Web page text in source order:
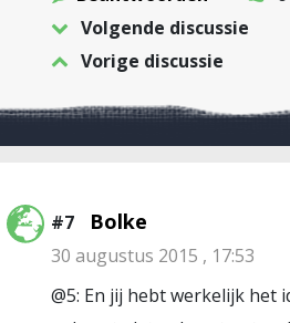
Volgende discussie
Vorige discussie
#7 Bolke
30 augustus 2015 , 17:53
@5: En jij hebt werkelijk het